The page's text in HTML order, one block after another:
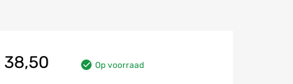
38,50 Op voorraad